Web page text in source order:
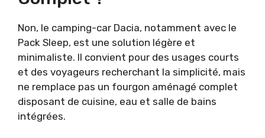
Non, le camping-car Dacia, notamment avec le
Pack Sleep, est une solution légère et
minimaliste. Il convient pour des usages courts
et des voyageurs recherchant la simplicité, mais
ne remplace pas un fourgon aménagé complet
disposant de cuisine, eau et salle de bains
intégrées.